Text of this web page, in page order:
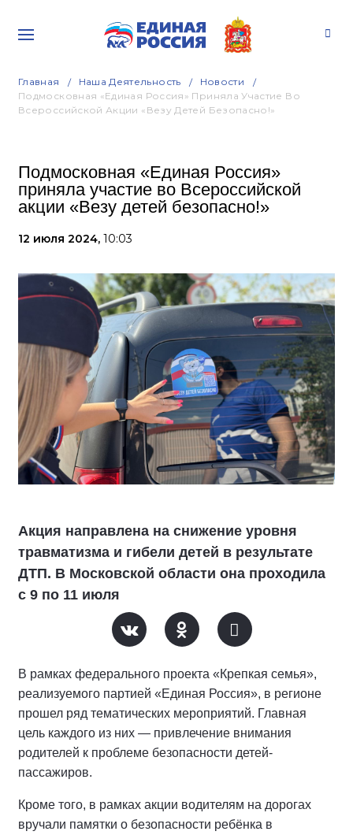
Главная Наша Деятельность
Новости
Подмосковная «Единая Россия» Приняла Участие Во
Всероссийской Акции «Везу Детей Безопасно!»
Подмосковная «Единая Россия»
приняла участие во Всероссийской
акции «Везу детей безопасно!»
12 июля 2024, 10:03
Акция направлена на снижение уровня
травматизма и гибели детей в результате
ДТП. В Московской области она проходила
с 9 по 11 июля
В рамках федерального проекта «Крепкая семья»,
реализуемого партией «Единая Россия», в регионе
прошел ряд тематических мероприятий. Главная
цель каждого из них — привлечение внимания
родителей к проблеме безопасности детей-
пассажиров.
Кроме того, в рамках акции водителям на дорогах
вручали памятки о безопасности ребёнка в